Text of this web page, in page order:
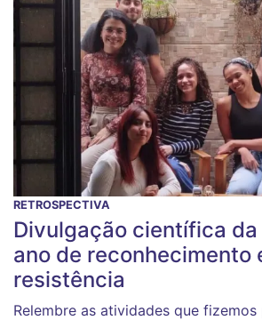
RETROSPECTIVA
Divulgação científica da
ano de reconhecimento
resistência
Relembre as atividades que fizemos